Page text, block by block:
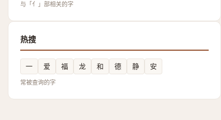
与「亻」部相关的字
热搜
一 爱 福 龙 和 德 静 安
常被查询的字